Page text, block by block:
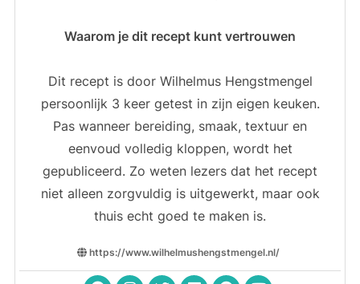
Waarom je dit recept kunt vertrouwen
Dit recept is door Wilhelmus Hengstmengel
persoonlijk 3 keer getest in zijn eigen keuken.
Pas wanneer bereiding, smaak, textuur en
eenvoud volledig kloppen, wordt het
gepubliceerd. Zo weten lezers dat het recept
niet alleen zorgvuldig is uitgewerkt, maar ook
thuis echt goed te maken is.
https://www.wilhelmushengstmengel.nl/